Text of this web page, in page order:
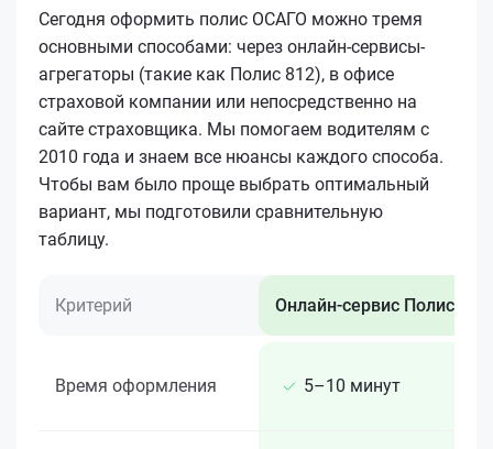
Сегодня оформить полис ОСАГО можно тремя
основными способами: через онлайн-сервисы-
агрегаторы (такие как Полис 812), в офисе
страховой компании или непосредственно на
сайте страховщика. Мы помогаем водителям с
2010 года и знаем все нюансы каждого способа.
Чтобы вам было проще выбрать оптимальный
вариант, мы подготовили сравнительную
таблицу.
Критерий Онлайн-сервис Полис 812
Время оформления 5–10 минут